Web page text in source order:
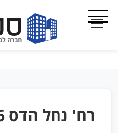
רח' נחל הדס 6, הוד השרון